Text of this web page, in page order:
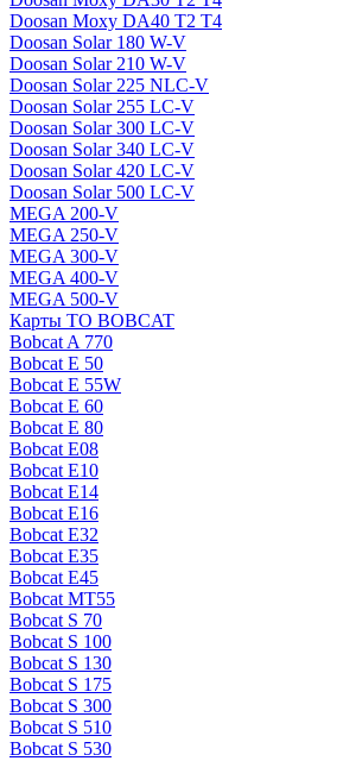
Doosan Moxy DA40 T2 T4
Doosan Solar 180 W-V
Doosan Solar 210 W-V
Doosan Solar 225 NLC-V
Doosan Solar 255 LC-V
Doosan Solar 300 LC-V
Doosan Solar 340 LC-V
Doosan Solar 420 LC-V
Doosan Solar 500 LC-V
MEGA 200-V
MEGA 250-V
MEGA 300-V
MEGA 400-V
MEGA 500-V
Карты ТО BOBCAT
Bobcat A 770
Bobcat E 50
Bobcat E 55W
Bobcat E 60
Bobcat E 80
Bobcat E08
Bobcat E10
Bobcat E14
Bobcat E16
Bobcat E32
Bobcat E35
Bobcat E45
Bobcat MT55
Bobcat S 70
Bobcat S 100
Bobcat S 130
Bobcat S 175
Bobcat S 300
Bobcat S 510
Bobcat S 530